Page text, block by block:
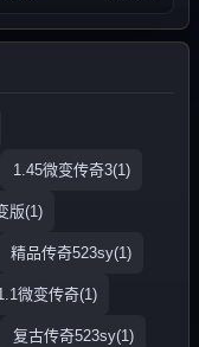
1.45微变传奇3(1)
版(1)
精品传奇523sy(1)
微变传奇(1)
复古传奇523sy(1)